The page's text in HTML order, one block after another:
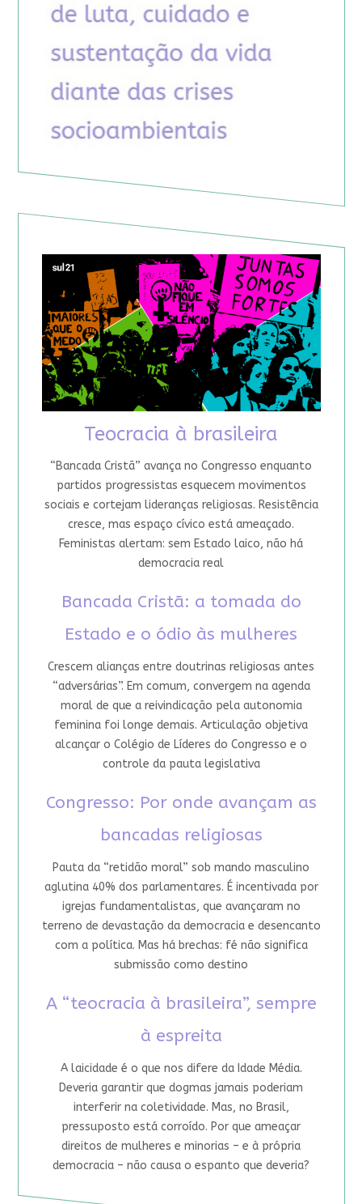
Teocracia à brasileira
“Bancada Cristã” avança no Congresso enquanto
partidos progressistas esquecem movimentos
sociais e cortejam lideranças religiosas. Resistência
cresce, mas espaço cívico está ameaçado.
Feministas alertam: sem Estado laico, não há
democracia real
Bancada Cristã: a tomada do
Estado e o ódio às mulheres
Crescem alianças entre doutrinas religiosas antes
“adversárias”. Em comum, convergem na agenda
moral de que a reivindicação pela autonomia
feminina foi longe demais. Articulação objetiva
alcançar o Colégio de Líderes do Congresso e o
controle da pauta legislativa
Congresso: Por onde avançam as
bancadas religiosas
Pauta da “retidão moral” sob mando masculino
aglutina 40% dos parlamentares. É incentivada por
igrejas fundamentalistas, que avançaram no
terreno de devastação da democracia e desencanto
com a política. Mas há brechas: fé não significa
submissão como destino
A “teocracia à brasileira”, sempre
à espreita
A laicidade é o que nos difere da Idade Média.
Deveria garantir que dogmas jamais poderiam
interferir na coletividade. Mas, no Brasil,
pressuposto está corroído. Por que ameaçar
direitos de mulheres e minorias – e à própria
democracia – não causa o espanto que deveria?